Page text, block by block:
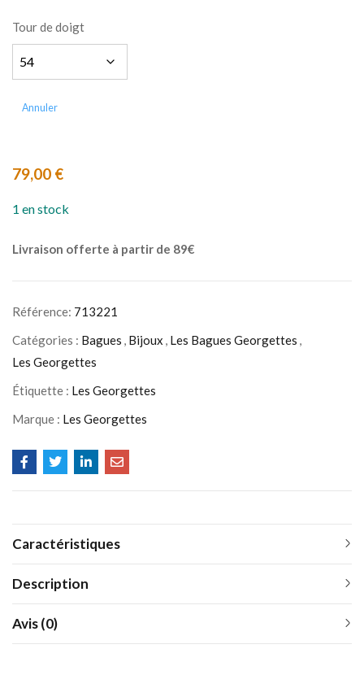
Tour de doigt
Annuler
79,00 €
1 en stock
Livraison offerte à partir de 89€
Référence: 713221
Catégories : Bagues , Bijoux , Les Bagues Georgettes ,
Les Georgettes
Étiquette : Les Georgettes
Marque : Les Georgettes
Caractéristiques
Description
Avis (0)